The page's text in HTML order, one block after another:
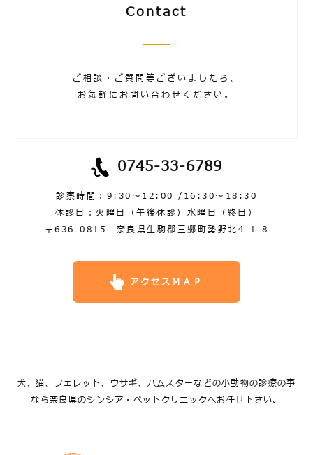
Contact
ご相談・ご質問等ございましたら、
お気軽にお問い合わせください。
0745-33-6789
診察時間：9:30～12:00 /16:30～18:30
休診日：火曜日（午後休診）水曜日（終日）
〒636-0815 奈良県生駒郡三郷町勢野北4-1-8
アクセスＭＡＰ
犬、猫、フェレット、ウサギ、ハムスターなどの小動物の診療の事
なら奈良県のシンシア・ペットクリニックへお任せ下さい。